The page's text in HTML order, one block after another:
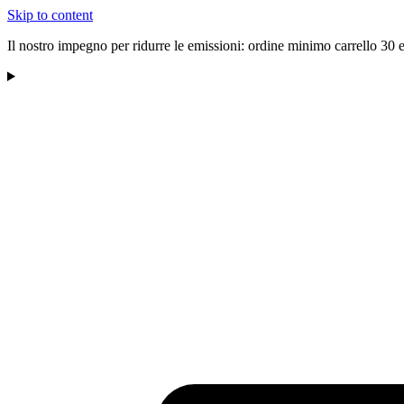
Skip to content
Il nostro impegno per ridurre le emissioni: ordine minimo carrello 30